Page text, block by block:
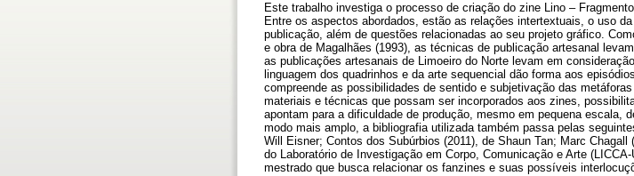
Este trabalho investiga o processo de criação do zine Lino –
Entre os aspectos abordados, estão as relações intertextuais, o uso
publicação, além de questões relacionadas ao seu projeto gráfico.
e obra de Magalhães (1993), as técnicas de publicação artesanal
as publicações artesanais de Limoeiro do Norte levam em
linguagem dos quadrinhos e da arte sequencial dão forma aos
compreende as possibilidades de sentido e subjetivação das
materiais e técnicas que possam ser incorporados aos zines,
apontam para a dificuldade de produção, mesmo em pequena escala,
modo mais amplo, a bibliografia utilizada também passa pelas
Will Eisner; Contos dos Subúrbios (2011), de Shaun Tan; Marc
do Laboratório de Investigação em Corpo, Comunicação e Arte
mestrado que busca relacionar os fanzines e suas possíveis